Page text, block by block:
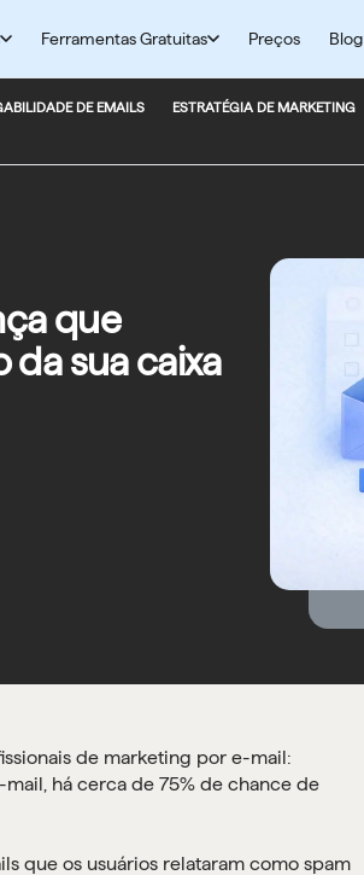
Ferramentas Gratuitas Preços Blog
DE EMAILS ESTRATÉGIA DE MARKETING
que
sua caixa
de marketing por e-mail:
há cerca de 75% de chance de
que os usuários relataram como spam